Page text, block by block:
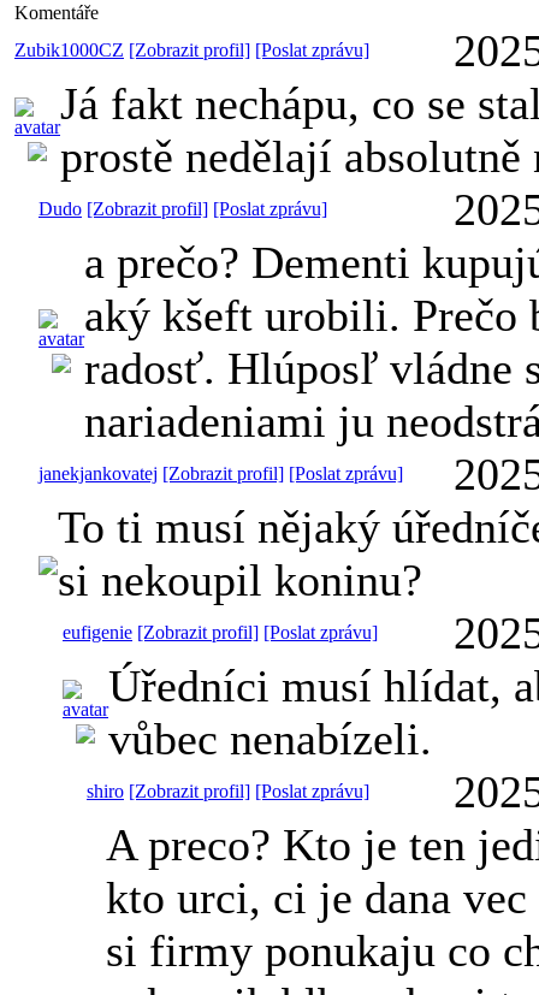
Komentáře
Zubik1000CZ [Zobrazit profil] [Poslat zprávu]
Já fakt nechápu, co se
prostě nedělají absolutně
Dudo [Zobrazit profil] [Poslat zprávu]
a prečo? Dementi
aký kšeft urobili.
radosť. Hlúposľ vládne
nariadeniami ju
janekjankovatej [Zobrazit profil] [Poslat zprávu]
To ti musí nějaký
si nekoupil koninu?
eufigenie [Zobrazit profil] [Poslat zprávu]
Úředníci musí hlídat,
vůbec nenabízeli.
shiro [Zobrazit profil] [Poslat zprávu]
A preco? Kto je ten
kto urci, ci je dana vec
si firmy ponukaju co